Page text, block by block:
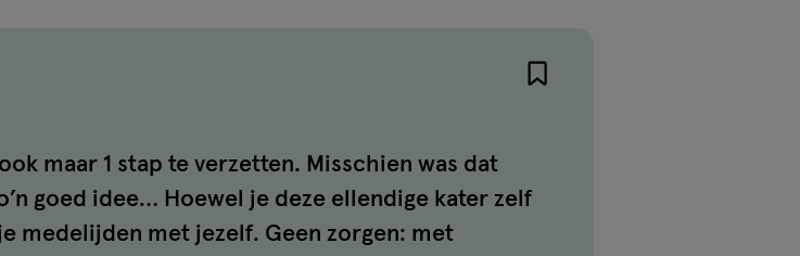
maar 1 stap te verzetten. Misschien was dat
goed idee… Hoewel je deze ellendige kater zelf
medelijden met jezelf. Geen zorgen: met